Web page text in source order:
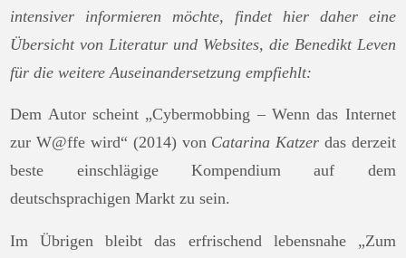
intensiver informieren möchte, findet hier daher eine
Übersicht von Literatur und Websites, die Benedikt Leven
für die weitere Auseinandersetzung empfiehlt:
Dem Autor scheint „Cybermobbing – Wenn das Internet
zur W@ffe wird“ (2014) von Catarina Katzer das derzeit
beste einschlägige Kompendium auf dem
deutschsprachigen Markt zu sein.
Im Übrigen bleibt das erfrischend lebensnahe „Zum